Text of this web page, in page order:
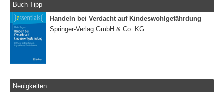
Buch-Tipp
Handeln bei Verdacht auf Kindeswohlgefährdung
Springer-Verlag GmbH & Co. KG
Neuigkeiten